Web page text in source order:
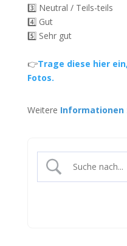
3️⃣ Neutral / Teils-teils
4️⃣ Gut
5️⃣ Sehr gut
👉Trage diese hier
Fotos.
Weitere Informationen